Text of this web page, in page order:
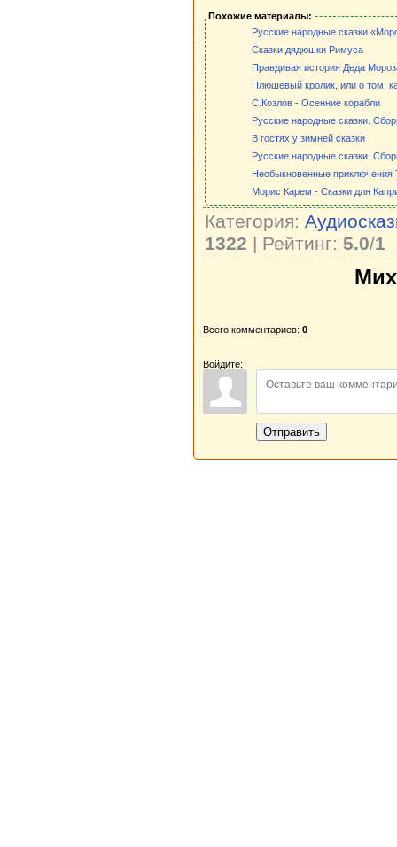
Похожие материалы:
Русские народные сказки
Сказки дядюшки Римуса
Правдивая история Деда
Плюшевый кролик, или о том,
С.Козлов - Осенние корабли
Русские народные сказки.
В гостях у зимней сказки
Русские народные сказки.
Необыкновенные
Морис Карем - Сказки для
Категория:
1322 | Рейтинг: 5.0/1
Всего комментариев: 0
Войдите:
Отправить